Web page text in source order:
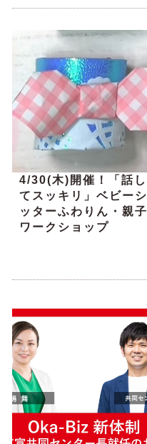
4/30(木)開催！「話し
てスッキリ」ベビーシ
ッターふわりん・親子
ワークショップ